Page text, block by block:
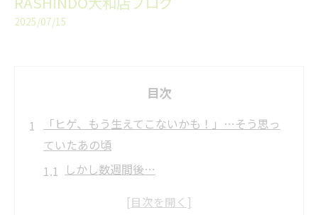
2025/07/15
目次
「ヒゲ、もう生えてこないかも！」…そう思っ
ていたあの頃
しかし数週間後…
ヒゲ脱毛は1回で終わらない理由